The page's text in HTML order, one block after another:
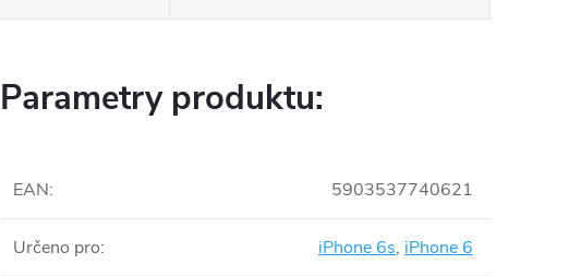
Parametry produktu:
EAN: 5903537740621
Určeno pro: iPhone 6s, iPhone 6